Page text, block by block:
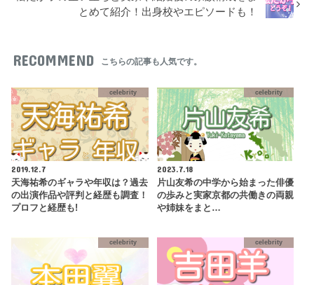
とめて紹介！出身校やエピソードも！
RECOMMEND こちらの記事も人気です。
celebrity
2019.12.7
天海祐希のギャラや年収は？過去
の出演作品や評判と経歴も調査！
プロフと経歴も!
celebrity
2023.7.18
片山友希の中学から始まった俳優
の歩みと実家京都の共働きの両親
や姉妹をまと…
celebrity celebrity